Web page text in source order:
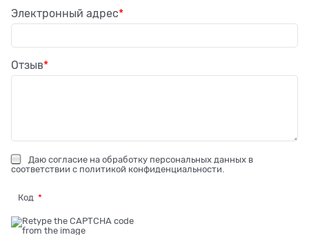
Электронный адрес
Отзыв
Даю согласие на обработку персональных данных в
соответствии с политикой конфиденциальности
Код